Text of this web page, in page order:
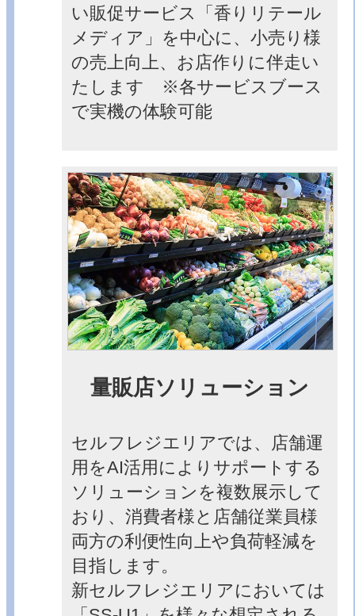
い販促サービス「香りリテール
メディア」を中心に、小売り様
の売上向上、お店作りに伴走い
たします ※各サービスブース
で実機の体験可能
量販店ソリューション
セルフレジエリアでは、店舗運
用をAI活用によりサポートする
ソリューションを複数展示して
おり、消費者様と店舗従業員様
両方の利便性向上や負荷軽減を
目指します。
新セルフレジエリアにおいては